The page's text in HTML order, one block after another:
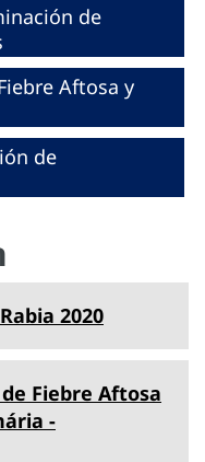
de
Aftosa y
de
2020
Fiebre Aftosa
-